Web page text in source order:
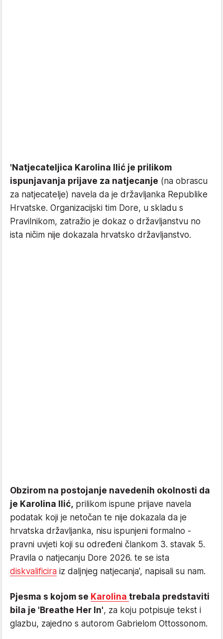
'Natjecateljica Karolina Ilić je prilikom
ispunjavanja prijave za natjecanje (na obrascu
za natjecatelje) navela da je državljanka Republike
Hrvatske. Organizacijski tim Dore, u skladu s
Pravilnikom, zatražio je dokaz o državljanstvu no
ista ničim nije dokazala hrvatsko državljanstvo.
Obzirom na postojanje navedenih okolnosti da
je Karolina Ilić, prilikom ispune prijave navela
podatak koji je netočan te nije dokazala da je
hrvatska državljanka, nisu ispunjeni formalno -
pravni uvjeti koji su određeni člankom 3. stavak 5.
Pravila o natjecanju Dore 2026. te se ista
diskvalificira iz daljnjeg natjecanja', napisali su nam.
Pjesma s kojom se Karolina trebala predstaviti
bila je 'Breathe Her In', za koju potpisuje tekst i
glazbu, zajedno s autorom Gabrielom Ottossonom.